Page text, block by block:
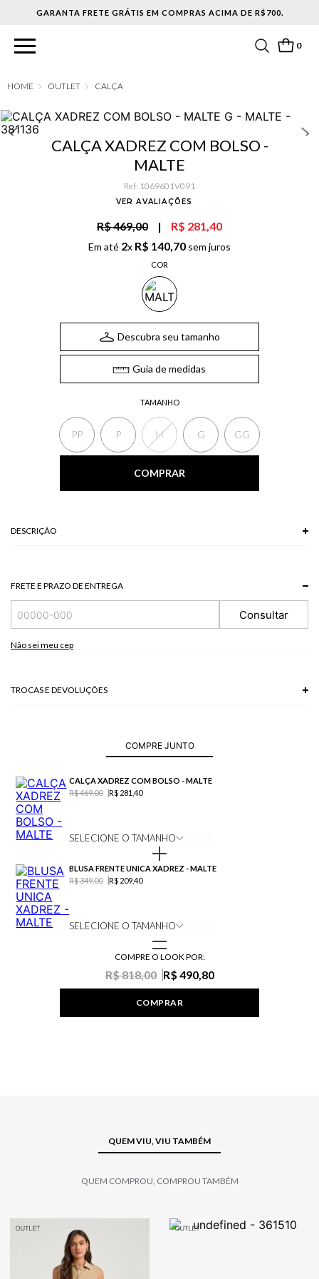
GARANTA FRETE GRÁTIS EM COMPRAS ACIMA DE R$700.
0
OUTLET CALÇA
CALÇA XADREZ COM BOLSO -
MALTE
Ref: 1069601V091
VER AVALIAÇÕES
R$ 469,00 | R$ 281,40
Em até 2x R$ 140,70 sem juros
COR
TAMANHO
PP P M G GG
Descubra seu tamanho
Guia de medidas
COMPRAR
DESCRIÇÃO
64% POLIESTER + 34% VISCOSE + 2% ELASTANO
FRETE E PRAZO DE ENTREGA
Consultar
Não sei meu cep
TROCAS E DEVOLUÇÕES
COMPRE JUNTO
CALÇA XADREZ COM BOLSO - MALTE
R$ 469,00
R$ 281,40
SELECIONE O TAMANHO
BLUSA FRENTE UNICA XADREZ - MALTE
R$ 349,00
R$ 209,40
SELECIONE O TAMANHO
COMPRE O LOOK POR:
R$ 818,00 R$ 490,80
COMPRAR
QUEM VIU, VIU TAMBÉM
QUEM COMPROU, COMPROU TAMBÉM